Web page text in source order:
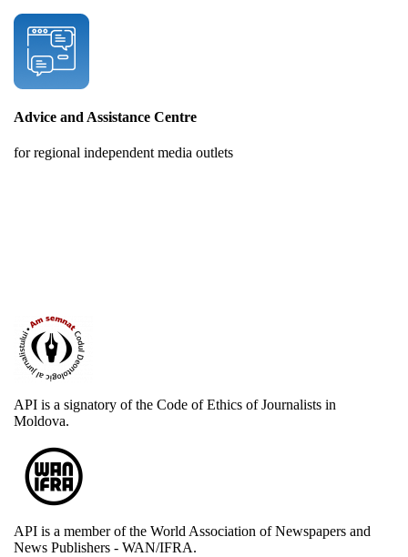
Advice and Assistance Centre
for regional independent media outlets
API is a signatory of the Code of Ethics of Journalists in
Moldova.
API is a member of the World Association of Newspapers and
News Publishers - WAN/IFRA.